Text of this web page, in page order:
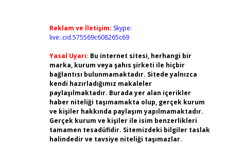
Reklam ve İletişim: Skype:
live:.cid.575569c608265c69
Yasal Uyarı: Bu internet sitesi, herhangi bir
marka, kurum veya şahıs şirketi ile hiçbir
bağlantısı bulunmamaktadır. Sitede yalnızca
kendi hazırladığımız makaleler
paylaşılmaktadır. Burada yer alan içerikler
haber niteliği taşımamakta olup, gerçek kurum
ve kişiler hakkında paylaşım yapılmamaktadır.
Gerçek kurum ve kişiler ile isim benzerlikleri
tamamen tesadüfidir. Sitemizdeki bilgiler taslak
halindedir ve tavsiye niteliği taşımazlar.